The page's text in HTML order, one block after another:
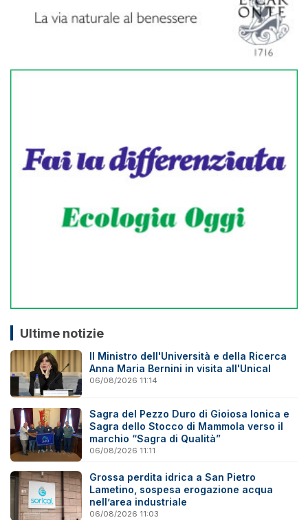
Ultime notizie
Il Ministro dell'Università e della Ricerca
Anna Maria Bernini in visita all'Unical
06/08/2026 11:14
Sagra del Pezzo Duro di Gioiosa Ionica e
Sagra dello Stocco di Mammola verso il
marchio “Sagra di Qualità”
06/08/2026 11:11
Grossa perdita idrica a San Pietro
Lametino, sospesa erogazione acqua
nell’area industriale
06/08/2026 11:03